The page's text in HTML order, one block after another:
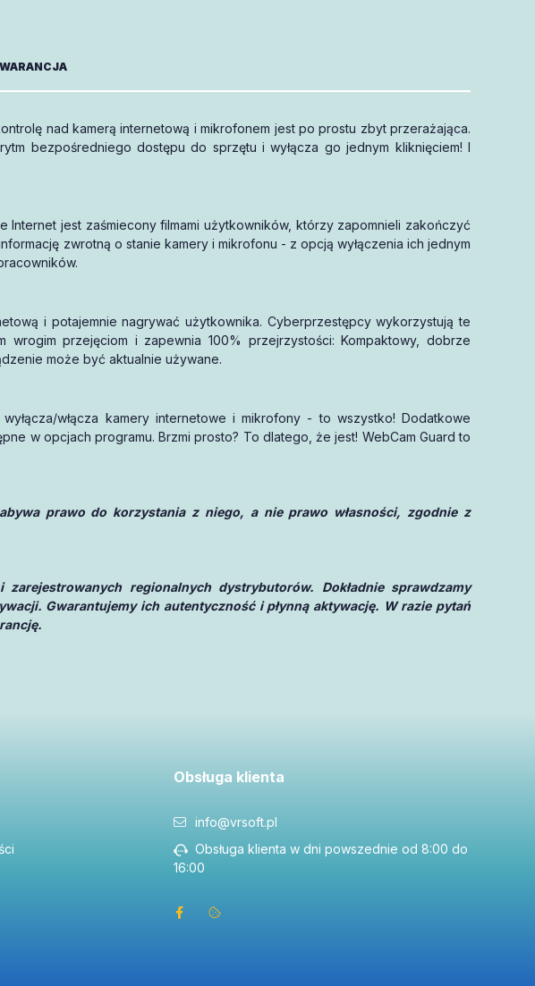
nad kamerą internetową i mikrofonem jest po prostu zbyt przerażająca.
bezpośredniego dostępu do sprzętu i wyłącza go jednym kliknięciem! I
Internet jest zaśmiecony filmami użytkowników, którzy zapomnieli zakończyć
zwrotną o stanie kamery i mikrofonu - z opcją wyłączenia ich jednym
i potajemnie nagrywać użytkownika. Cyberprzestępcy wykorzystują te
przejęciom i zapewnia 100% przejrzystości: Kompaktowy, dobrze
może być aktualnie używane.
włącza kamery internetowe i mikrofony - to wszystko! Dodatkowe
w opcjach programu. Brzmi prosto? To dlatego, że jest! WebCam Guard to
prawo do korzystania z niego, a nie prawo własności, zgodnie z
regionalnych dystrybutorów. Dokładnie sprawdzamy
Gwarantujemy ich autentyczność i płynną aktywację. W razie pytań
Obsługa klienta
info@vrsoft.pl
Obsługa klienta w dni powszednie od 8:00 do
16:00